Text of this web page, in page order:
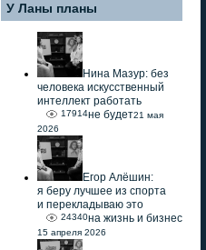
У Ланы планы
Нина Мазур: без
человека искусственный
интеллект работать
не будет
17914
21 мая
2026
Егор Алёшин:
я беру лучшее из спорта
и перекладываю это
на жизнь и бизнес
24340
15 апреля 2026